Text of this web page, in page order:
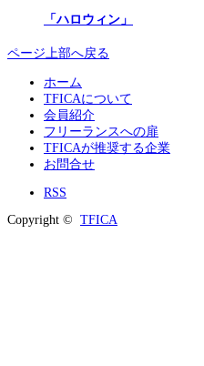
「ハロウィン」
ページ上部へ戻る
ホーム
TFICAについて
会員紹介
フリーランスへの扉
TFICAが推奨する企業
お問合せ
RSS
Copyright © TFICA